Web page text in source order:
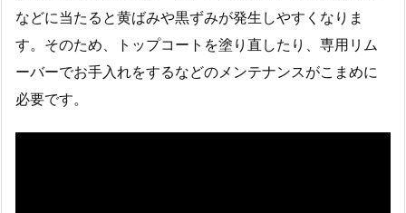
などに当たると黄ばみや黒ずみが発生しやすくなりま
す。そのため、トップコートを塗り直したり、専用リム
ーバーでお手入れをするなどのメンテナンスがこまめに
必要です。